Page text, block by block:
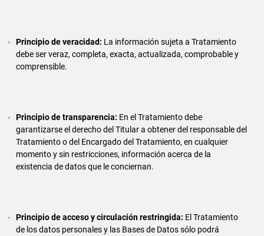
Principio de veracidad: La información sujeta a Tratamiento
debe ser veraz, completa, exacta, actualizada, comprobable y
comprensible.
Principio de transparencia: En el Tratamiento debe
garantizarse el derecho del Titular a obtener del responsable del
Tratamiento o del Encargado del Tratamiento, en cualquier
momento y sin restricciones, información acerca de la
existencia de datos que le conciernan.
Principio de acceso y circulación restringida: El Tratamiento
de los datos personales y las Bases de Datos sólo podrá